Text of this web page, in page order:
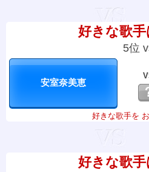
好きな歌
5位
好きな歌手を
好きな歌